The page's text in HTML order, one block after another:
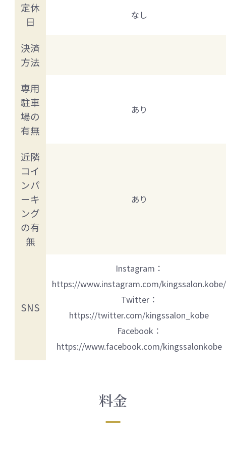
定休
日
なし
決済
方法
専用
駐車
場の
有無
あり
近隣
コイ
ンパ
ーキ
ング
の有
無
あり
SNS
Instagram：
https://www.instagram.com/kingssalon.kobe/
Twitter：
https://twitter.com/kingssalon_kobe
Facebook：
https://www.facebook.com/kingssalonkobe
料金